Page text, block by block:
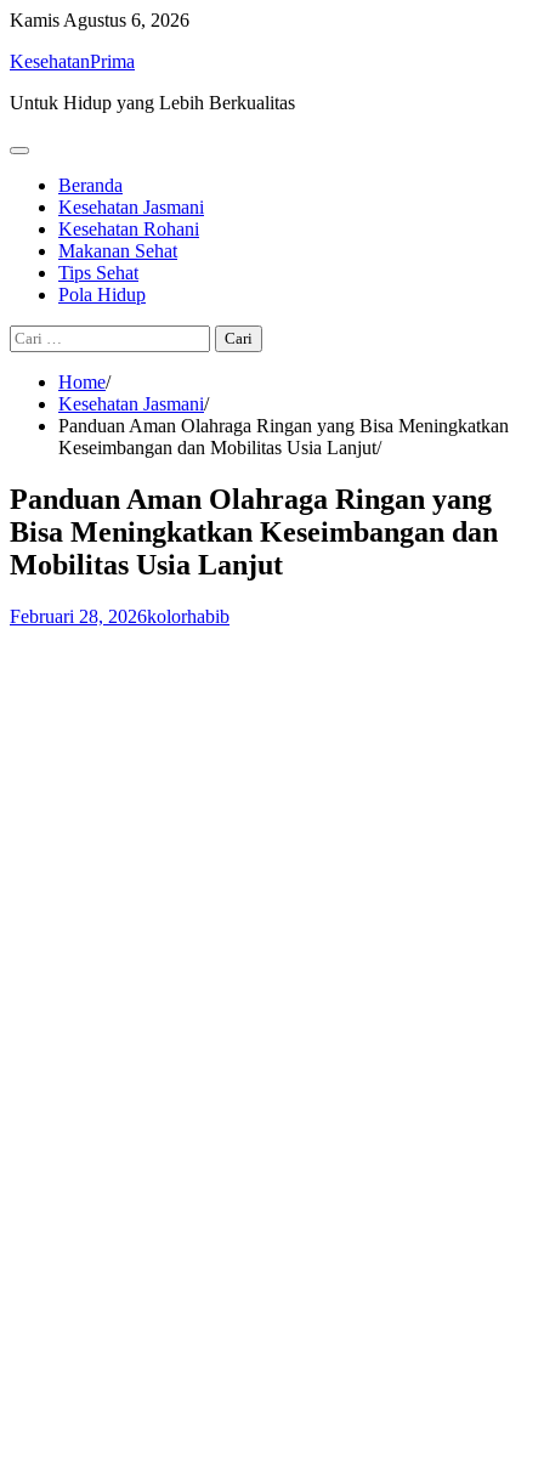
Skip
content
Kamis Agustus 6, 2026
KesehatanPrima
Untuk Hidup yang Lebih Berkualitas
Beranda
Kesehatan Jasmani
Kesehatan Rohani
Makanan Sehat
Tips Sehat
Pola Hidup
Cari
untuk:
Home
Kesehatan Jasmani
Panduan Aman Olahraga Ringan yang Bisa Meningkatkan
Keseimbangan dan Mobilitas Usia Lanjut
Panduan Aman Olahraga Ringan yang
Bisa Meningkatkan Keseimbangan dan
Mobilitas Usia Lanjut
Februari 28, 2026kolorhabib